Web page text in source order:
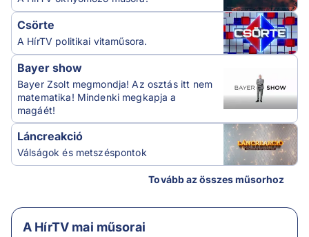
Csörte
A HírTV politikai vitaműsora.
Bayer show
Bayer Zsolt megmondja! Az osztás itt nem
matematika! Mindenki megkapja a
magáét!
Láncreakció
Válságok és metszéspontok
Tovább az összes műsorhoz
A HírTV mai műsorai